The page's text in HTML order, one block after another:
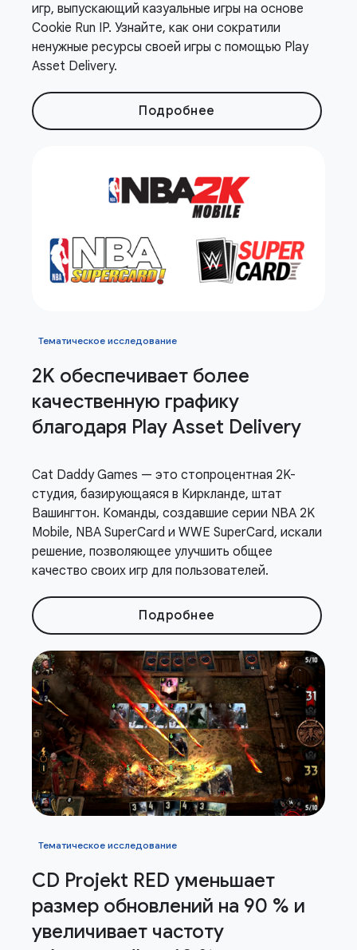
игр, выпускающий казуальные игры на основе
Cookie Run IP. Узнайте, как они сократили
ненужные ресурсы своей игры с помощью Play
Asset Delivery.
Подробнее
Тематическое исследование
2K обеспечивает более
качественную графику
благодаря Play Asset Delivery
Cat Daddy Games — это стопроцентная 2K-
студия, базирующаяся в Киркланде, штат
Вашингтон. Команды, создавшие серии NBA 2K
Mobile, NBA SuperCard и WWE SuperCard, искали
решение, позволяющее улучшить общее
качество своих игр для пользователей.
Подробнее
Тематическое исследование
CD Projekt RED уменьшает
размер обновлений на 90 % и
увеличивает частоту